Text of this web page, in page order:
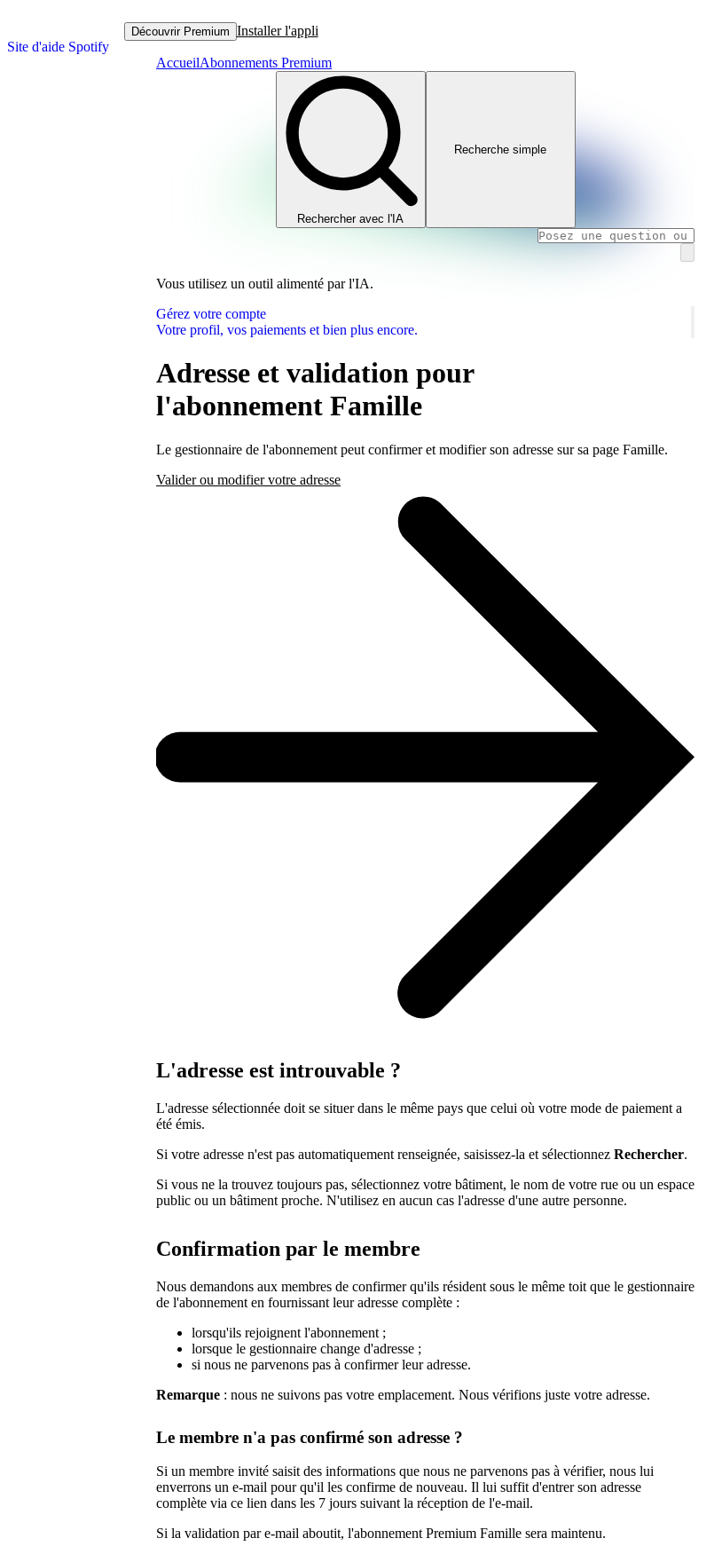
Site d'aide Spotify
Découvrir Premium Installer l'appli
AccueilAbonnements Premium
Rechercher avec l'IA
Recherche simple
Vous utilisez un outil alimenté par l'IA.
Gérez votre compte
Votre profil, vos paiements et bien plus encore.
Adresse et validation pour
l'abonnement Famille
Le gestionnaire de l'abonnement peut confirmer et modifier son adresse sur sa page Famille.
Valider ou modifier votre adresse
L'adresse est introuvable ?
L'adresse sélectionnée doit se situer dans le même pays que celui où votre mode de paiement a
été émis.
Si votre adresse n'est pas automatiquement renseignée, saisissez-la et sélectionnez Rechercher.
Si vous ne la trouvez toujours pas, sélectionnez votre bâtiment, le nom de votre rue ou un espace
public ou un bâtiment proche. N'utilisez en aucun cas l'adresse d'une autre personne.
Confirmation par le membre
Nous demandons aux membres de confirmer qu'ils résident sous le même toit que le gestionnaire
de l'abonnement en fournissant leur adresse complète :
lorsqu'ils rejoignent l'abonnement ;
lorsque le gestionnaire change d'adresse ;
si nous ne parvenons pas à confirmer leur adresse.
Remarque : nous ne suivons pas votre emplacement. Nous vérifions juste votre adresse.
Le membre n'a pas confirmé son adresse ?
Si un membre invité saisit des informations que nous ne parvenons pas à vérifier, nous lui
enverrons un e-mail pour qu'il les confirme de nouveau. Il lui suffit d'entrer son adresse
complète via ce lien dans les 7 jours suivant la réception de l'e-mail.
Si la validation par e-mail aboutit, l'abonnement Premium Famille sera maintenu.